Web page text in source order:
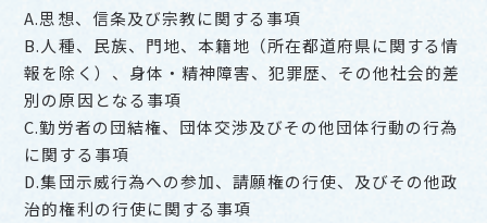
A.思想、信条及び宗教に関する事項
B.人種、民族、門地、本籍地（所在都道府県に関する情
報を除く）、身体・精神障害、犯罪歴、その他社会的差
別の原因となる事項
C.勤労者の団結権、団体交渉及びその他団体行動の行為
に関する事項
D.集団示威行為への参加、請願権の行使、及びその他政
治的権利の行使に関する事項